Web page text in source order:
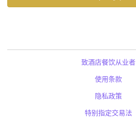
致酒店餐饮从业者
使用条款
隐私政策
特别指定交易法